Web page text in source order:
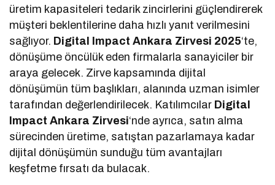
üretim kapasiteleri tedarik zincirlerini güçlendirerek
müşteri beklentilerine daha hızlı yanıt verilmesini
sağlıyor. Digital Impact Ankara Zirvesi 2025‘te,
dönüşüme öncülük eden firmalarla sanayiciler bir
araya gelecek. Zirve kapsamında dijital
dönüşümün tüm başlıkları, alanında uzman isimler
tarafından değerlendirilecek. Katılımcılar Digital
Impact Ankara Zirvesi‘nde ayrıca, satın alma
sürecinden üretime, satıştan pazarlamaya kadar
dijital dönüşümün sunduğu tüm avantajları
keşfetme fırsatı da bulacak.